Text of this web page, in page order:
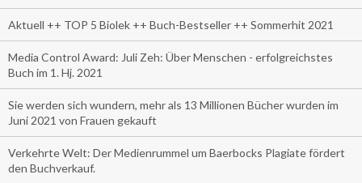
Aktuell ++ TOP 5 Biolek ++ Buch-Bestseller ++ Sommerhit 2021
Media Control Award: Juli Zeh: Über Menschen - erfolgreichstes
Buch im 1. Hj. 2021
Sie werden sich wundern, mehr als 13 Millionen Bücher wurden im
Juni 2021 von Frauen gekauft
Verkehrte Welt: Der Medienrummel um Baerbocks Plagiate fördert
den Buchverkauf.